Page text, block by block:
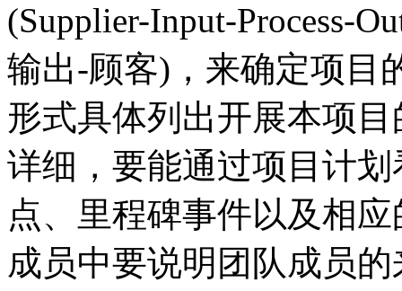
(Supplier-Input-Process-
输出-顾客)，来确定项目
形式具体列出开展本项
详细，要能通过项目计
点、里程碑事件以及相
成员中要说明团队成员